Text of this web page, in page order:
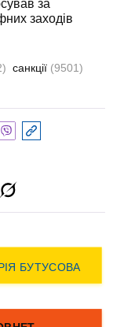
за
заходів
санкції (9501)